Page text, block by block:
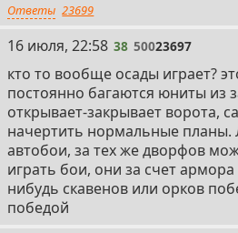
Ответы 23699
38
16 июля, 22:58 38 50023697
кто то вообще осады играет?
постоянно багаются юниты из
открывает-закрывает ворота,
начертить нормальные
автобои, за тех же дворфов
играть бои, они за счет армора
нибудь скавенов или орков
победой